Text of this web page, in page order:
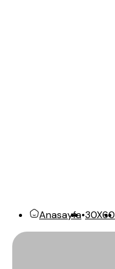
Anasayfa•30X60